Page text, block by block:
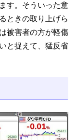
す。そういった意
ときの取り上げら
被害者の方が軽傷
と捉えて、猛反省